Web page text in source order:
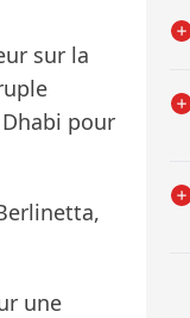
sur la
pour
une